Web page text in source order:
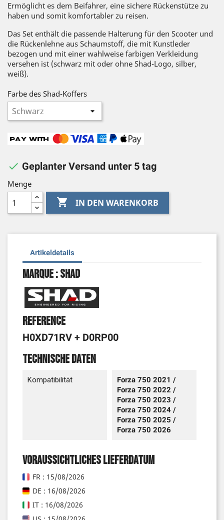
Ermöglicht es dem Beifahrer, eine sichere Rückenstütze zu
haben und somit komfortabler zu reisen.
Das Set enthält die passende Halterung für den Scooter und
die Rückenlehne aus Schaumstoff, die mit Kunstleder
bezogen und mit einer wahlweise farbigen Verkleidung
versehen ist (schwarz mit oder ohne Shad-Logo, silber,
weiß).
Farbe des Shad-Koffers
 Geplanter Versand unter 5 tag
Menge
 IN DEN WARENKORB
Artikeldetails
Marque : Shad
Reference
H0XD71RV + D0RP00
Technische Daten
Kompatibilität
Forza 750 2021 /
Forza 750 2022 /
Forza 750 2023 /
Forza 750 2024 /
Forza 750 2025 /
Forza 750 2026
Voraussichtliches Lieferdatum
FR : 15/08/2026
DE : 16/08/2026
IT : 16/08/2026